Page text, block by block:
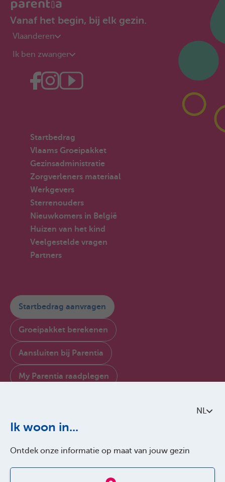
NL
Ik woon in...
Ontdek onze informatie op maat van jouw gezin
Vanaf het begin, bij elk gezin.
Vlaanderen
Ik ben zwanger
Startbedrag
Vlaams Groeipakket
Gezinsadministratie
Zorgverleners materiaal
Werkgevers
Sterrenouders
Nieuwkomers in België
Huizen van het kind
Veelgestelde vragen
Partners
Startbedrag aanvragen
Groeipakket berekenen
Aansluiten bij Parentia
My Parentia raadplegen
Over Parentia
Toegankelijkheid